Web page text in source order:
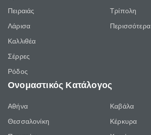
Πειραιάς
Λάρισα
Καλλιθέα
Σέρρες
Ρόδος
Τρίπολη
Περισσότερα
Ονομαστικός Κατάλογος
Αθήνα
Θεσσαλονίκη
Καβάλα
Κέρκυρα